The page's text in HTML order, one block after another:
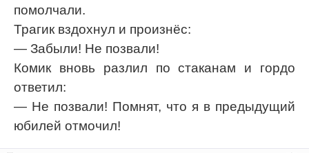
помолчали.
Трагик вздохнул и произнёс:
— Забыли! Не позвали!
Комик вновь разлил по стаканам и гордо
ответил:
— Не позвали! Помнят, что я в предыдущий
юбилей отмочил!